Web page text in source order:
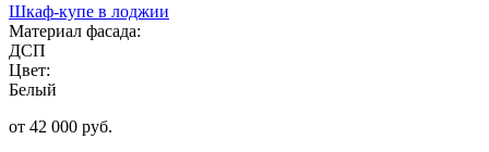
Шкаф-купе в лоджии
Материал фасада:
ДСП
Цвет:
Белый
от 42 000 руб.